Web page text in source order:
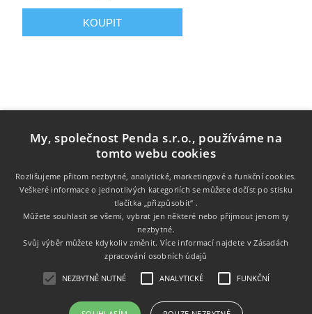
Informace
Zákaznický servis
My, společnost Penda s.r.o., používáme na
tomto webu cookies
Rozlišujeme přitom nezbytné, analytické, marketingové a funkční cookies.
Veškeré informace o jednotlivých kategoriích se můžete dočíst po stisku
tlačítka „přizpůsobit“ .
Můžete souhlasit se všemi, vybrat jen některé nebo přijmout jenom ty
nezbytné.
Svůj výběr můžete kdykoliv změnit. Více informací najdete vZásadách
zpracování osobních údajů
NEZBYTNĚ NUTNÉ ANALYTICKÉ FUNKČNÍ